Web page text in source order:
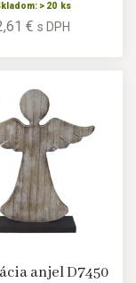
> 20 ks
€s DPH
anjel D7450